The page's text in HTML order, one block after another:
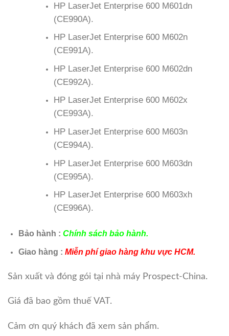
HP LaserJet Enterprise 600 M601dn
(CE990A).
HP LaserJet Enterprise 600 M602n
(CE991A).
HP LaserJet Enterprise 600 M602dn
(CE992A).
HP LaserJet Enterprise 600 M602x
(CE993A).
HP LaserJet Enterprise 600 M603n
(CE994A).
HP LaserJet Enterprise 600 M603dn
(CE995A).
HP LaserJet Enterprise 600 M603xh
(CE996A).
Bảo hành : Chính sách bảo hành.
Giao hàng : Miễn phí giao hàng khu vực HCM.
Sản xuất và đóng gói tại nhà máy Prospect-China.
Giá đã bao gồm thuế VAT.
Cảm ơn quý khách đã xem sản phẩm.